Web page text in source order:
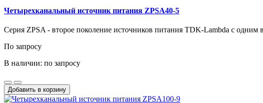
Четырехканальный источник питания ZPSA40-5
Серия ZPSA - второе поколение источников питания TDK-Lambda с
По запросу
В наличии: по запросу
Добавить в корзину